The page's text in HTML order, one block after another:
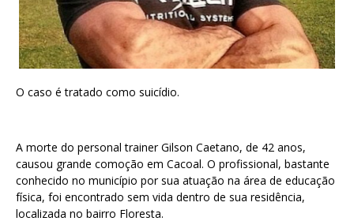
O caso é tratado como suicídio.
A morte do personal trainer Gilson Caetano, de 42 anos,
causou grande comoção em Cacoal. O profissional, bastante
conhecido no município por sua atuação na área de educação
física, foi encontrado sem vida dentro de sua residência,
localizada no bairro Floresta.